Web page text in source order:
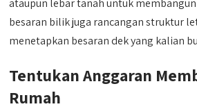
ataupun lebar tanah untuk
besaran bilik juga rancangan struktur
menetapkan besaran dek yang kalian
Tentukan Anggaran
Rumah